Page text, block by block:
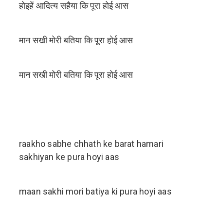
होइहें आदित्य सहैया कि पूरा होई आस
मान सखी मोरी बतिया कि पूरा होई आस
मान सखी मोरी बतिया कि पूरा होई आस
raakho sabhe chhath ke barat hamari
sakhiyan ke pura hoyi aas
maan sakhi mori batiya ki pura hoyi aas